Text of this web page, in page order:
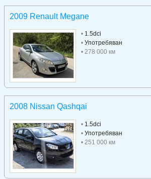
2009 Renault Megane
•1.5dci
•Употребяван
• 278 000 км
2008 Nissan Qashqai
•1.5dci
•Употребяван
• 251 000 км